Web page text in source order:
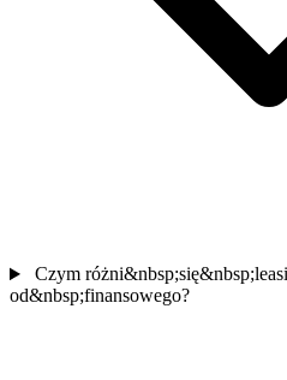
Czym
od&nbsp;finansowego?